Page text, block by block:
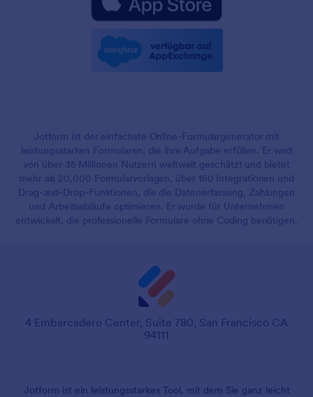
Jotform ist der einfachste Online-Formulargenerator mit
leistungsstarken Formularen, die ihre Aufgabe erfüllen. Er wird
von über 35 Millionen Nutzern weltweit geschätzt und bietet
mehr als 20,000 Formularvorlagen, über 150 Integrationen und
Drag-and-Drop-Funktionen, die die Datenerfassung, Zahlungen
und Arbeitsabläufe optimieren. Er wurde für Unternehmen
entwickelt, die professionelle Formulare ohne Coding benötigen.
4 Embarcadero Center, Suite 780, San Francisco CA
94111
Jotform ist ein leistungsstarkes Tool, mit dem Sie ganz leicht